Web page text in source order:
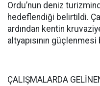
Ordu’nun deniz
hedeflendiği belirtildi.
ardından kentin
altyapısının
ÇALIŞMALARDA